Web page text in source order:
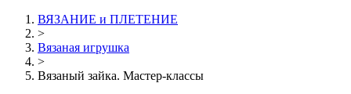
ВЯЗАНИЕ и ПЛЕТЕНИЕ
>
Вязаная игрушка
>
Вязаный зайка. Мастер-классы